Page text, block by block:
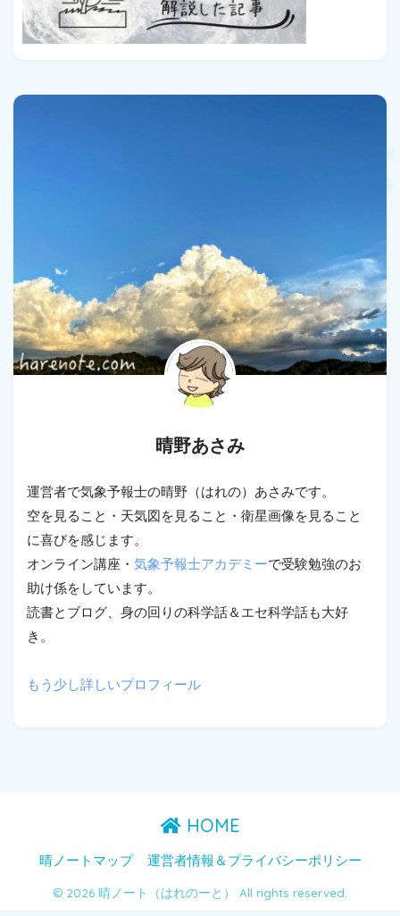
晴野あさみ
運営者で気象予報士の晴野（はれの）あさみです。
空を見ること・天気図を見ること・衛星画像を見ること
に喜びを感じます。
オンライン講座・ 気象予報士アカデミーで受験勉強のお
助け係をしています。
読書とブログ、身の回りの科学話＆エセ科学話も大好
き。
もう少し詳しいプロフィール
HOME
晴ノートマップ 運営者情報＆プライバシーポリシー
© 2026 晴ノート（はれのーと） All rights reserved.